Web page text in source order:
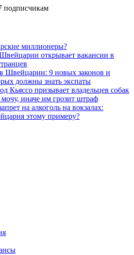
подписчикам
миллионеры?
открывает вакансии в
Швейцарии: 9 новых законов и
должны знать экспаты
Кьяссо призывает владельцев собак
мочу, иначе им грозит штраф
на алкоголь на вокзалах:
этому примеру?